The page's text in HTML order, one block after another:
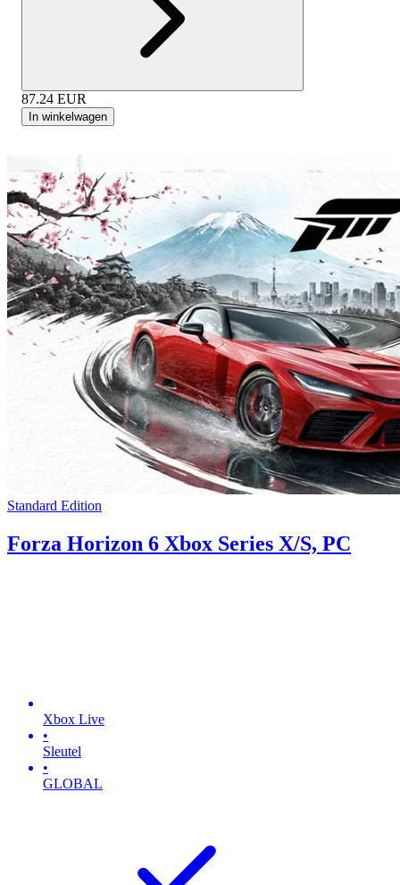
87.24 EUR
In winkelwagen
Standard Edition
Forza Horizon 6 Xbox Series X/S, PC
Xbox Live
•
Sleutel
•
GLOBAL